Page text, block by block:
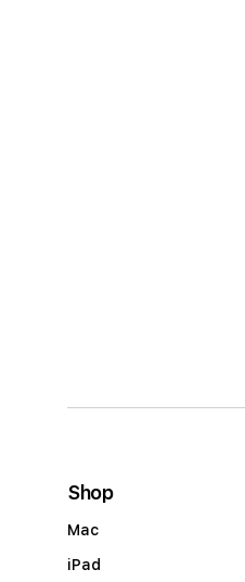
Shop
Mac
iPad